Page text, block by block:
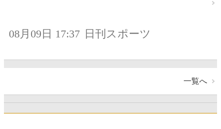
08月09日 17:37 日刊スポーツ
一覧へ